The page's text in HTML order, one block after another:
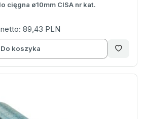
cięgna ø10mm CISA nr kat.
89,43 PLN
Do koszyka